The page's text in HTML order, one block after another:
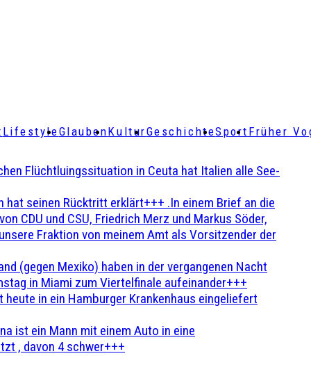
LifestyleGlaubenKulturGeschichteSport Früher
Flüchtluingssituation in Ceuta hat Italien alle See-
hat seinen Rücktritt erklärt+++ .In einem Brief an die
CDU und CSU, Friedrich Merz und Markus Söder,
Fraktion von meinem Amt als Vorsitzender der
(gegen Mexiko) haben in der vergangenen Nacht
in Miami zum Viertelfinale aufeinander+++
in ein Hamburger Krankenhaus eingeliefert
ist ein Mann mit einem Auto in eine
, davon 4 schwer+++